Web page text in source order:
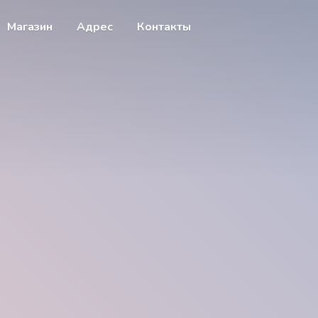
Магазин Адрес Контакты